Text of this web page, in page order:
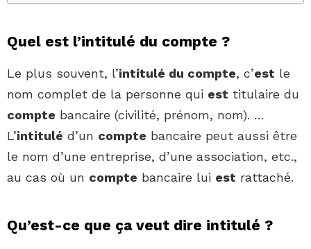
Quel est l’intitulé du compte ?
Le plus souvent, l’intitulé du compte, c’est le
nom complet de la personne qui est titulaire du
compte bancaire (civilité, prénom, nom). …
L’intitulé d’un compte bancaire peut aussi être
le nom d’une entreprise, d’une association, etc.,
au cas où un compte bancaire lui est rattaché.
Qu’est-ce que ça veut dire intitulé ?